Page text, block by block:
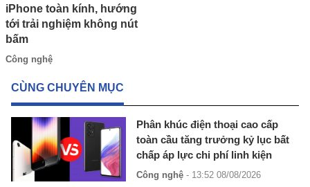
iPhone toàn kính, hướng
tới trải nghiệm không nút
bấm
Công nghệ
CÙNG CHUYÊN MỤC
Phân khúc điện thoại cao cấp
toàn cầu tăng trưởng kỷ lục bất
chấp áp lực chi phí linh kiện
Công nghệ - 13:52 08/08/2026